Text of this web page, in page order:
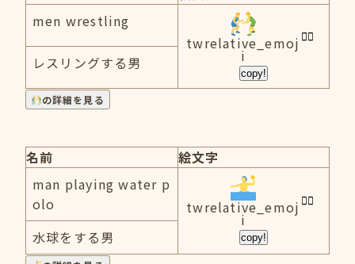
men wrestling
twrelative_emoj
i
copy!
レスリングする男
の詳細を見る
名前
絵文字
man playing water p
olo
twrelative_emoj
i
copy!
水球をする男